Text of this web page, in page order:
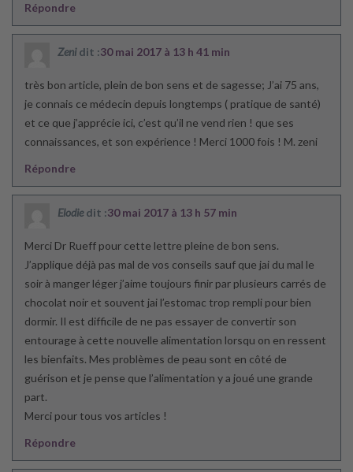
Répondre
Zeni dit :30 mai 2017 à 13 h 41 min
très bon article, plein de bon sens et de sagesse; J’ai 75 ans,
je connais ce médecin depuis longtemps ( pratique de santé)
et ce que j’apprécie ici, c’est qu’il ne vend rien ! que ses
connaissances, et son expérience ! Merci 1000 fois ! M. zeni
Répondre
Elodie dit :30 mai 2017 à 13 h 57 min
Merci Dr Rueff pour cette lettre pleine de bon sens.
J’applique déjà pas mal de vos conseils sauf que jai du mal le
soir à manger léger j’aime toujours finir par plusieurs carrés de
chocolat noir et souvent jai l’estomac trop rempli pour bien
dormir. Il est difficile de ne pas essayer de convertir son
entourage à cette nouvelle alimentation lorsqu on en ressent
les bienfaits. Mes problèmes de peau sont en côté de
guérison et je pense que l’alimentation y a joué une grande
part.
Merci pour tous vos articles !
Répondre